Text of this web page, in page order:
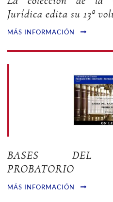
Jurídica edita su 13º
MÁS INFORMACIÓN
BASES DEL
PROBATORIO
MÁS INFORMACIÓN